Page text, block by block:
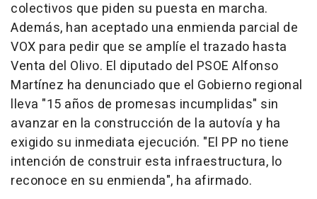
colectivos que piden su puesta en marcha.
Además, han aceptado una enmienda parcial de
VOX para pedir que se amplíe el trazado hasta
Venta del Olivo. El diputado del PSOE Alfonso
Martínez ha denunciado que el Gobierno regional
lleva "15 años de promesas incumplidas" sin
avanzar en la construcción de la autovía y ha
exigido su inmediata ejecución. "El PP no tiene
intención de construir esta infraestructura, lo
reconoce en su enmienda", ha afirmado.